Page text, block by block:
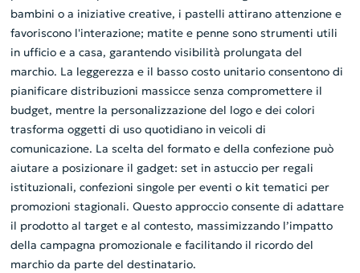
bambini o a iniziative creative, i pastelli attirano attenzione e
favoriscono l'interazione; matite e penne sono strumenti utili
in ufficio e a casa, garantendo visibilità prolungata del
marchio. La leggerezza e il basso costo unitario consentono di
pianificare distribuzioni massicce senza compromettere il
budget, mentre la personalizzazione del logo e dei colori
trasforma oggetti di uso quotidiano in veicoli di
comunicazione. La scelta del formato e della confezione può
aiutare a posizionare il gadget: set in astuccio per regali
istituzionali, confezioni singole per eventi o kit tematici per
promozioni stagionali. Questo approccio consente di adattare
il prodotto al target e al contesto, massimizzando l’impatto
della campagna promozionale e facilitando il ricordo del
marchio da parte del destinatario.